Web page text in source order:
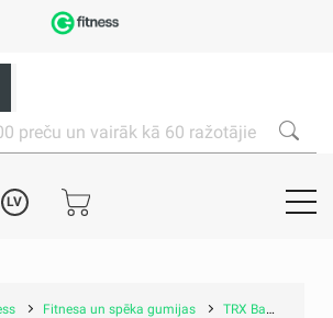
LV
Fitnesa un spēka gumijas TRX Bandit - rokturu pāris